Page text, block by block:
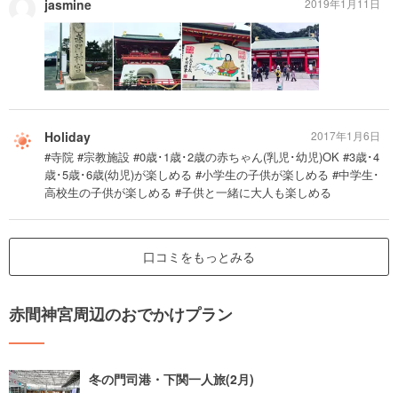
jasmine 2019年1月11日
Holiday
#寺院 #宗教施設 #0歳･1歳･2歳の赤ちゃん(乳児･幼児)OK #3歳･4
歳･5歳･6歳(幼児)が楽しめる #小学生の子供が楽しめる #中学生･
高校生の子供が楽しめる #子供と一緒に大人も楽しめる
2017年1月6日
口コミをもっとみる
赤間神宮周辺のおでかけプラン
冬の門司港・下関一人旅(2月)